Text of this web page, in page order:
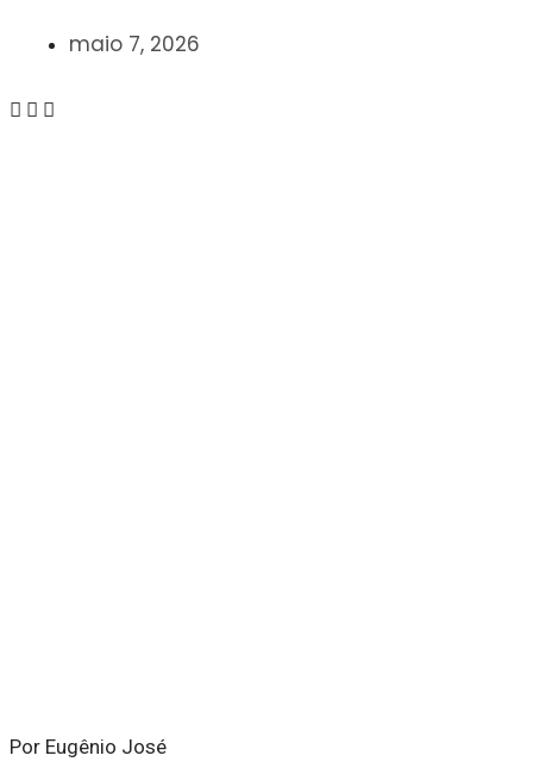
maio 7, 2026
Por Eugênio José